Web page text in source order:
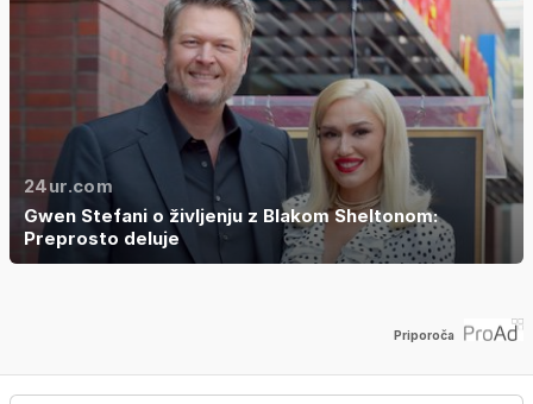
24ur.com
Gwen Stefani o življenju z Blakom Sheltonom:
Preprosto deluje
Priporoča